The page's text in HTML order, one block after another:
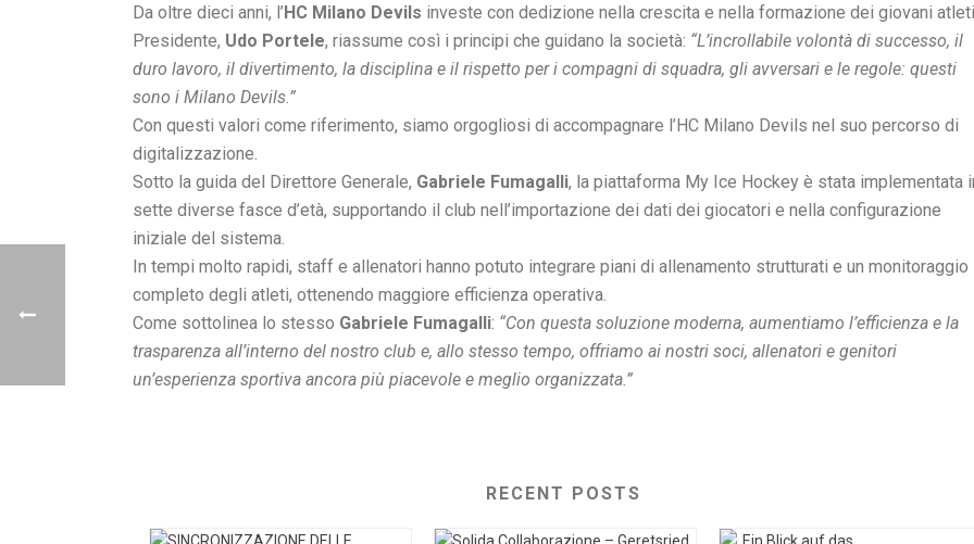
Da oltre dieci anni, l’HC Milano Devils investe con dedizione nella crescita e nella formazione dei giovani
Presidente, Udo Portele, riassume così i principi che guidano la società: “L’incrollabile volontà di successo, il
duro lavoro, il divertimento, la disciplina e il rispetto per i compagni di squadra, gli avversari e le regole: questi
sono i Milano Devils.”
Con questi valori come riferimento, siamo orgogliosi di accompagnare l’HC Milano Devils nel suo percorso di
digitalizzazione.
Sotto la guida del Direttore Generale, Gabriele Fumagalli, la piattaforma My Ice Hockey è stata implementata
sette diverse fasce d’età, supportando il club nell’importazione dei dati dei giocatori e nella configurazione
iniziale del sistema.
In tempi molto rapidi, staff e allenatori hanno potuto integrare piani di allenamento strutturati e un monitoraggio
completo degli atleti, ottenendo maggiore efficienza operativa.
Come sottolinea lo stesso Gabriele Fumagalli: “Con questa soluzione moderna, aumentiamo l’efficienza e la
trasparenza all’interno del nostro club e, allo stesso tempo, offriamo ai nostri soci, allenatori e genitori
un’esperienza sportiva ancora più piacevole e meglio organizzata.”
RECENT POSTS